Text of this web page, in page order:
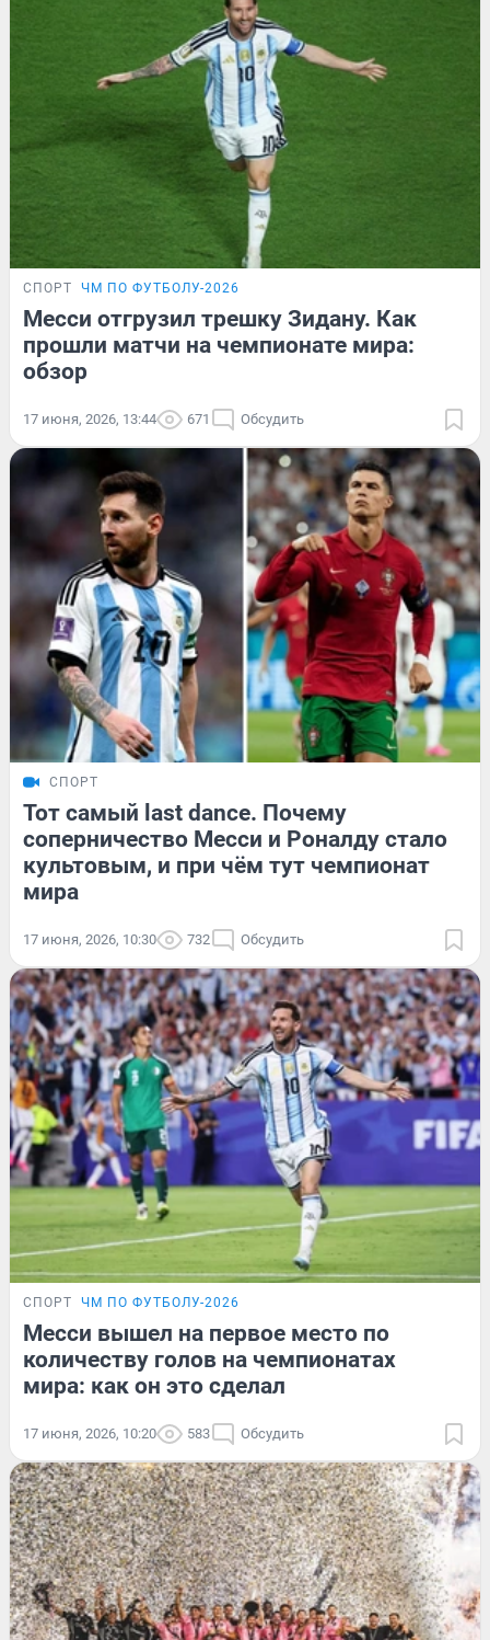
СПОРТ ЧМ ПО ФУТБОЛУ-2026
Месси отгрузил трешку Зидану. Как
прошли матчи на чемпионате мира:
обзор
17 июня, 2026, 13:44 671 Обсудить
СПОРТ
Тот самый last dance. Почему
соперничество Месси и Роналду стало
культовым, и при чём тут чемпионат
мира
17 июня, 2026, 10:30 732 Обсудить
СПОРТ ЧМ ПО ФУТБОЛУ-2026
Месси вышел на первое место по
количеству голов на чемпионатах
мира: как он это сделал
17 июня, 2026, 10:20 583 Обсудить